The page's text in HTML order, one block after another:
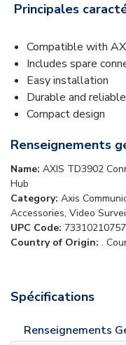
Principales
Compatible with
Includes spare
Easy installation
Durable and reliable
Compact design
Renseignements
Name: AXIS TD3902
Hub
Category: Axis
Accessories, Video
UPC Code:
Country of Origin: .
Spécifications
Renseignements